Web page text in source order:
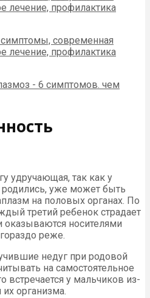
удручающая, так как у
уже может быть
на половых органах. По
третий ребенок страдает
оказываются носителями
реже.
недуг при родовой
на самостоятельное
встречается у мальчиков из-
их организма.